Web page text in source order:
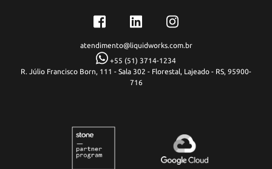
atendimento@liquidworks.com.br
+55 (51) 3714-1234
R. Júlio Francisco Born, 111 - Sala 302 - Florestal, Lajeado - RS, 95900-
716